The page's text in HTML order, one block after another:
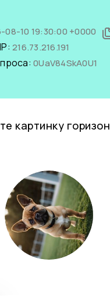
08-10 19:30:00 +0000
216.73.216.191
0UaV84SkA0U1
картинку